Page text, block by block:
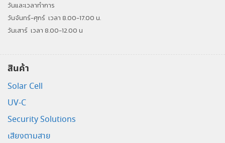
วันและเวลาทำการ
วันจันทร์-ศุกร์ เวลา 8.00-17.00 น.
วันเสาร์ เวลา 8.00-12.00 น
สินค้า
Solar Cell
UV-C
Security Solutions
เสียงตามสาย